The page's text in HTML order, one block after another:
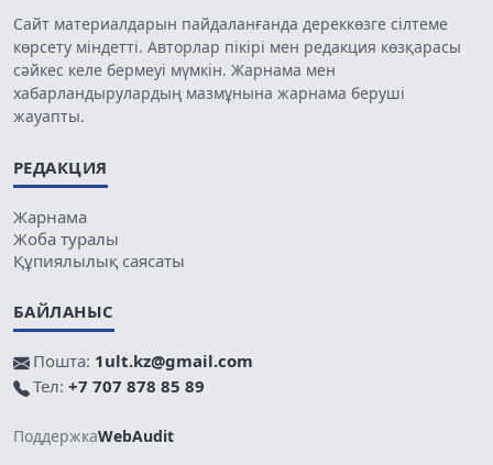
Сайт материалдарын пайдаланғанда дереккөзге сілтеме
көрсету міндетті. Авторлар пікірі мен редакция көзқарасы
сәйкес келе бермеуі мүмкін. Жарнама мен
хабарландырулардың мазмұнына жарнама беруші
жауапты.
РЕДАКЦИЯ
Жарнама
Жоба туралы
Құпиялылық саясаты
БАЙЛАНЫС
Пошта: 1ult.kz@gmail.com
Тел: +7 707 878 85 89
ПоддержкаWebAudit